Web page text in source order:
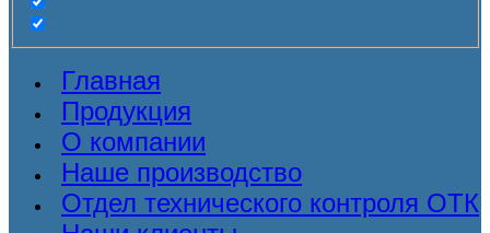
Главная
Продукция
О компании
Наше производство
Отдел технического контроля ОТК